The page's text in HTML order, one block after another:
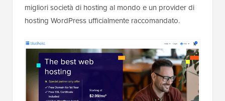
migliori società di hosting al mondo e un provider di
hosting WordPress ufficialmente raccomandato.